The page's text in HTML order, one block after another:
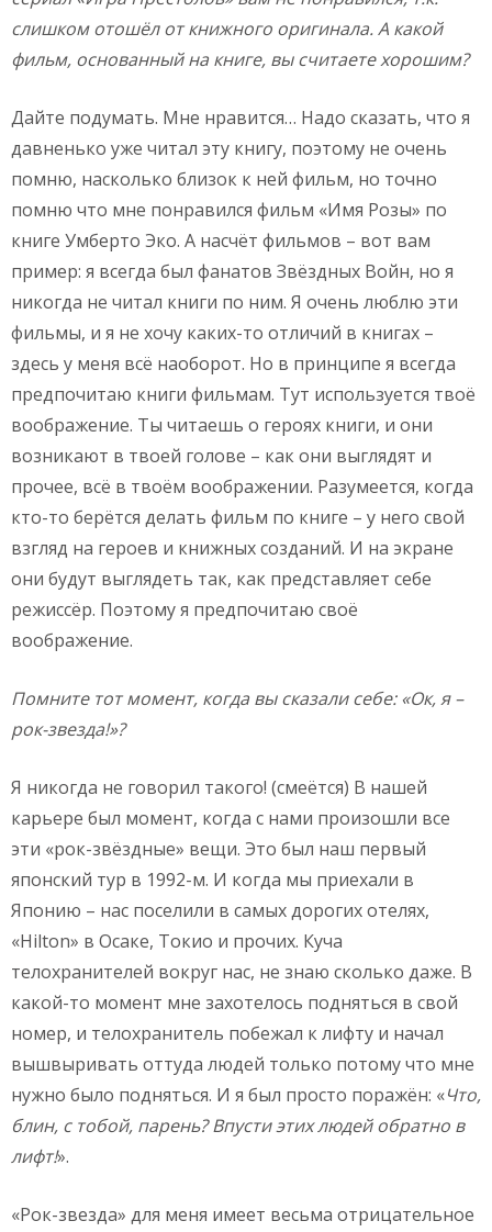
слишком отошёл от книжного оригинала. А какой
фильм, основанный на книге, вы считаете хорошим?
Дайте подумать. Мне нравится… Надо сказать, что я
давненько уже читал эту книгу, поэтому не очень
помню, насколько близок к ней фильм, но точно
помню что мне понравился фильм «Имя Розы» по
книге Умберто Эко. А насчёт фильмов – вот вам
пример: я всегда был фанатов Звёздных Войн, но я
никогда не читал книги по ним. Я очень люблю эти
фильмы, и я не хочу каких-то отличий в книгах –
здесь у меня всё наоборот. Но в принципе я всегда
предпочитаю книги фильмам. Тут используется твоё
воображение. Ты читаешь о героях книги, и они
возникают в твоей голове – как они выглядят и
прочее, всё в твоём воображении. Разумеется, когда
кто-то берётся делать фильм по книге – у него свой
взгляд на героев и книжных созданий. И на экране
они будут выглядеть так, как представляет себе
режиссёр. Поэтому я предпочитаю своё
воображение.
Помните тот момент, когда вы сказали себе: «Ок, я –
рок-звезда!»?
Я никогда не говорил такого! (смеётся) В нашей
карьере был момент, когда с нами произошли все
эти «рок-звёздные» вещи. Это был наш первый
японский тур в 1992-м. И когда мы приехали в
Японию – нас поселили в самых дорогих отелях,
«Hilton» в Осаке, Токио и прочих. Куча
телохранителей вокруг нас, не знаю сколько даже. В
какой-то момент мне захотелось подняться в свой
номер, и телохранитель побежал к лифту и начал
вышвыривать оттуда людей только потому что мне
нужно было подняться. И я был просто поражён: «Что,
блин, с тобой, парень? Впусти этих людей обратно в
лифт!».
«Рок-звезда» для меня имеет весьма отрицательное